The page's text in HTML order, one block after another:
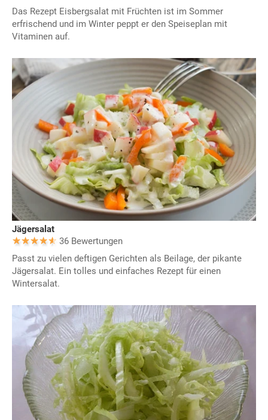
Das Rezept Eisbergsalat mit Früchten ist im Sommer
erfrischend und im Winter peppt er den Speiseplan mit
Vitaminen auf.
Jägersalat
36 Bewertungen
Passt zu vielen deftigen Gerichten als Beilage, der pikante
Jägersalat. Ein tolles und einfaches Rezept für einen
Wintersalat.